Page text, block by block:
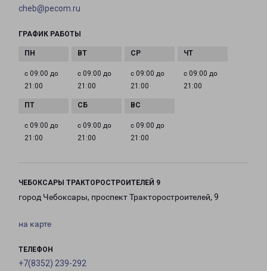
cheb@pecom.ru
ГРАФИК РАБОТЫ
с 09:00 до
21:00
с 09:00 до
21:00
с 09:00 до
21:00
с 09:00 до
21:00
с 09:00 до
21:00
с 09:00 до
21:00
с 09:00 до
21:00
ЧЕБОКСАРЫ ТРАКТОРОСТРОИТЕЛЕЙ 9
город Чебоксары, проспект Тракторостроителей, 9
на карте
ТЕЛЕФОН
+7(8352) 239-292